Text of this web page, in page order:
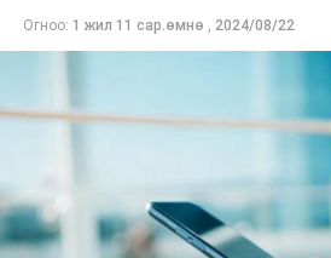
Огноо: 1 жил 11 сар.өмнө , 2024/08/22